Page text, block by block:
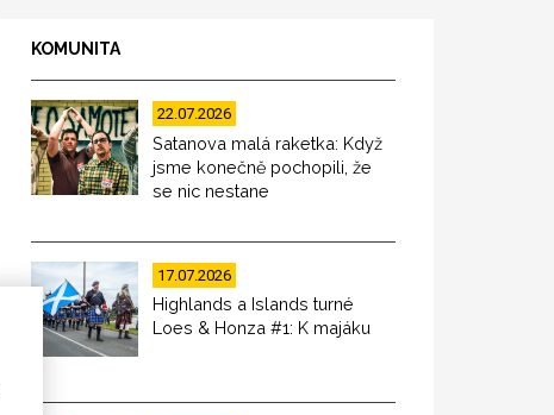
KOMUNITA
22.07.2026
Satanova malá raketka: Když
jsme konečně pochopili, že
se nic nestane
17.07.2026
Highlands a Islands turné
Loes & Honza #1: K majáku